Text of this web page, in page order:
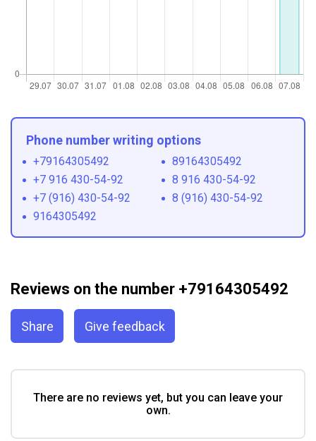
Phone number writing options
+79164305492
89164305492
+7 916 430-54-92
8 916 430-54-92
+7 (916) 430-54-92
8 (916) 430-54-92
9164305492
Reviews on the number +79164305492
Share Give feedback
There are no reviews yet, but you can leave your
own.